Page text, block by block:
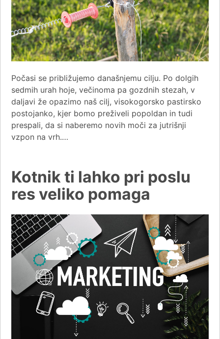
Počasi se približujemo današnjemu cilju. Po dolgih
sedmih urah hoje, večinoma pa gozdnih stezah, v
daljavi že opazimo naš cilj, visokogorsko pastirsko
postojanko, kjer bomo preživeli popoldan in tudi
prespali, da si naberemo novih moči za jutrišnji
vzpon na vrh.…
Kotnik ti lahko pri poslu
res veliko pomaga